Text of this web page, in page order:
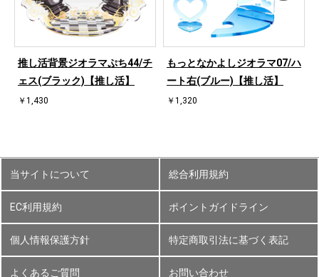
推し活背景ジオラマぷち44/チ
ェス(ブラック)【推し活】
￥1,430
もっとなかよしジオラマ07/ハ
ート右(ブルー)【推し活】
￥1,320
当サイトについて 総合利用規約
EC利用規約 ポイントガイドライン
個人情報保護方針 特定商取引法に基づく表記
よくあるご質問 お問い合わせ